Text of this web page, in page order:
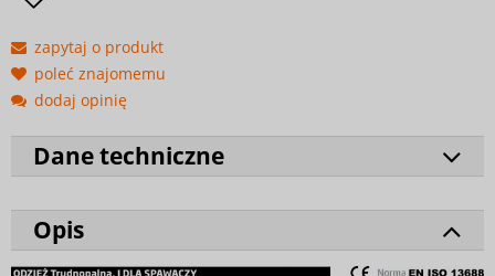
zapytaj o produkt
poleć znajomemu
dodaj opinię
Dane techniczne
Opis